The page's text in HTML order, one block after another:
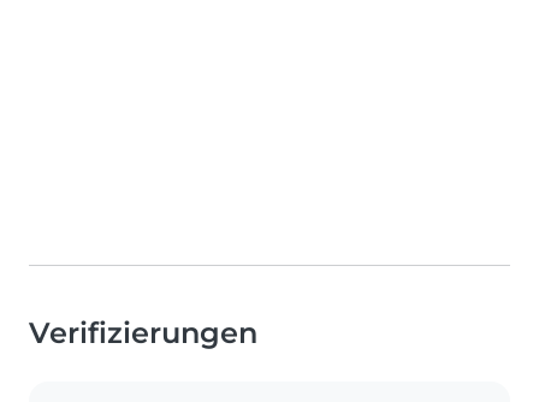
Verifizierungen